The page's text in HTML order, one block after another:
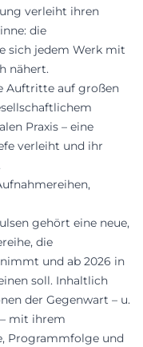
verleiht ihren
die
sich jedem Werk mit
nähert.
Auftritte auf großen
Praxis – eine
verleiht und ihr
gehört eine neue,
die
und ab 2026 in
soll. Inhaltlich
der Gegenwart – u.
mit ihrem
Programmfolge und